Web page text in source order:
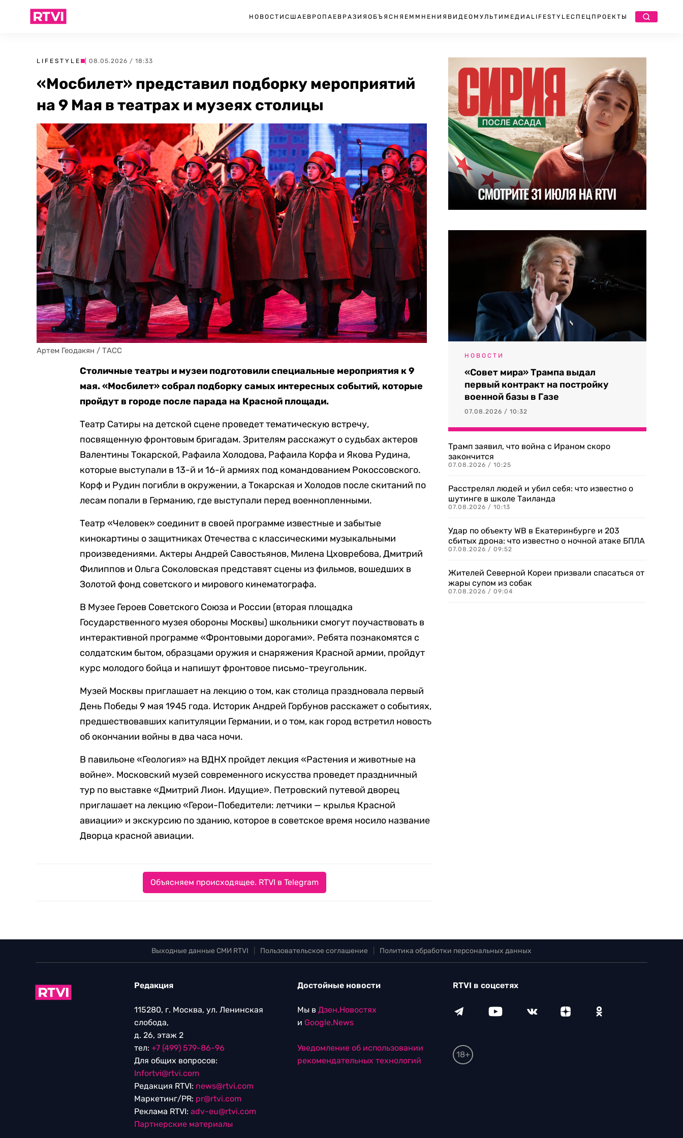
НОВОСТИ США ЕВРОПА ЕВРАЗИЯ ОБЪЯСНЯЕМ МНЕНИЯ ВИДЕО МУЛЬТИМЕДИА LIFESTYLEСПЕЦПРОЕКТЫ
LIFESTYLE | 08.05.2026 / 18:33
«Мосбилет» представил подборку мероприятий
на 9 Мая в театрах и музеях столицы
Артем Геодакян / ТАСС
Столичные театры и музеи подготовили специальные мероприятия к 9
мая. «Мосбилет» собрал подборку самых интересных событий, которые
пройдут в городе после парада на Красной площади.
Театр Сатиры на детской сцене проведет тематическую встречу,
посвященную фронтовым бригадам. Зрителям расскажут о судьбах актеров
Валентины Токарской, Рафаила Холодова, Рафаила Корфа и Якова Рудина,
которые выступали в 13-й и 16-й армиях под командованием Рокоссовского.
Корф и Рудин погибли в окружении, а Токарская и Холодов после скитаний по
лесам попали в Германию, где выступали перед военнопленными.
Театр «Человек» соединит в своей программе известные и забытые
кинокартины о защитниках Отечества с классическими музыкальными
произведениями. Актеры Андрей Савостьянов, Милена Цховребова, Дмитрий
Филиппов и Ольга Соколовская представят сцены из фильмов, вошедших в
Золотой фонд советского и мирового кинематографа.
В Музее Героев Советского Союза и России (вторая площадка
Государственного музея обороны Москвы) школьники смогут поучаствовать в
интерактивной программе «Фронтовыми дорогами». Ребята познакомятся с
солдатским бытом, образцами оружия и снаряжения Красной армии, пройдут
курс молодого бойца и напишут фронтовое письмо-треугольник.
Музей Москвы приглашает на лекцию о том, как столица праздновала первый
День Победы 9 мая 1945 года. Историк Андрей Горбунов расскажет о событиях,
предшествовавших капитуляции Германии, и о том, как город встретил новость
об окончании войны в два часа ночи.
В павильоне «Геология» на ВДНХ пройдет лекция «Растения и животные на
войне». Московский музей современного искусства проведет праздничный
тур по выставке «Дмитрий Лион. Идущие». Петровский путевой дворец
приглашает на лекцию «Герои-Победители: летчики — крылья Красной
авиации» и экскурсию по зданию, которое в советское время носило название
Дворца красной авиации.
Объясняем происходящее. RTVI в Telegram
НОВОСТИ
«Совет мира» Трампа выдал
первый контракт на постройку
военной базы в Газе
07.08.2026 / 10:32
Трамп заявил, что война с Ираном скоро
закончится
07.08.2026 / 10:25
Расстрелял людей и убил себя: что известно о
шутинге в школе Таиланда
07.08.2026 / 10:13
Удар по объекту WB в Екатеринбурге и 203
сбитых дрона: что известно о ночной атаке БПЛА
07.08.2026 / 09:52
Жителей Северной Кореи призвали спасаться от
жары супом из собак
07.08.2026 / 09:04
Выходные данные СМИ RTVI Пользовательское соглашение Политика обработки персональных данных
Редакция
115280, г. Москва, ул. Ленинская
слобода,
д. 26, этаж 2
тел: +7 (499) 579-86-96
Для общих вопросов:
Infortvi@rtvi.com
Редакция RTVI: news@rtvi.com
Маркетинг/PR: pr@rtvi.com
Реклама RTVI: adv-eu@rtvi.com
Партнерские материалы
Достойные новости
Мы в Дзен.Новостях
и Google.News
Уведомление об использовании
рекомендательных технологий
RTVI в соцсетях
18+